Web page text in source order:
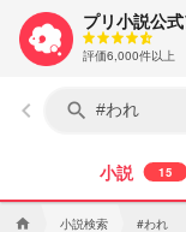
プリ小説公
評価6,000件以上
keyboard_arrow_left search
小説 15
home 小説検索 #われ